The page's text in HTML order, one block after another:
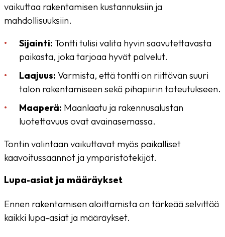
vaikuttaa rakentamisen kustannuksiin ja
mahdollisuuksiin.
Sijainti: Tontti tulisi valita hyvin saavutettavasta
paikasta, joka tarjoaa hyvät palvelut.
Laajuus: Varmista, että tontti on riittävän suuri
talon rakentamiseen sekä pihapiirin toteutukseen.
Maaperä: Maanlaatu ja rakennusalustan
luotettavuus ovat avainasemassa.
Tontin valintaan vaikuttavat myös paikalliset
kaavoitussäännöt ja ympäristötekijät.
Lupa-asiat ja määräykset
Ennen rakentamisen aloittamista on tärkeää selvittää
kaikki lupa-asiat ja määräykset.